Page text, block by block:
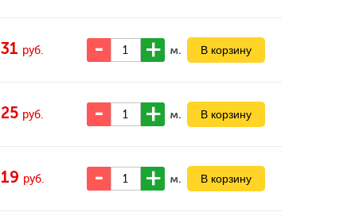
31 руб. м.
25 руб. м.
19 руб. м.